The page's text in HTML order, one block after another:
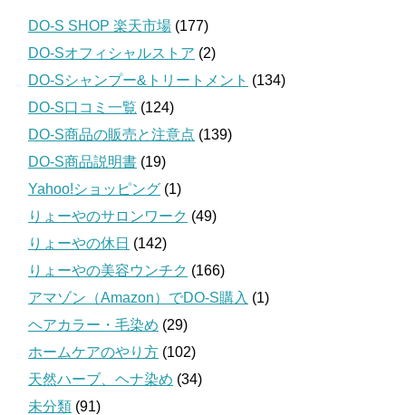
DO-S SHOP 楽天市場 (177)
DO-Sオフィシャルストア (2)
DO-Sシャンプー&トリートメント (134)
DO-S口コミ一覧 (124)
DO-S商品の販売と注意点 (139)
DO-S商品説明書 (19)
Yahoo!ショッピング (1)
りょーやのサロンワーク (49)
りょーやの休日 (142)
りょーやの美容ウンチク (166)
アマゾン（Amazon）でDO-S購入 (1)
ヘアカラー・毛染め (29)
ホームケアのやり方 (102)
天然ハーブ、ヘナ染め (34)
未分類 (91)